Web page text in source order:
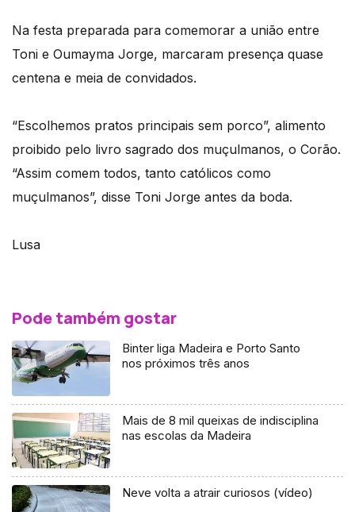
Na festa preparada para comemorar a união entre
Toni e Oumayma Jorge, marcaram presença quase
centena e meia de convidados.
“Escolhemos pratos principais sem porco”, alimento
proibido pelo livro sagrado dos muçulmanos, o Corão.
“Assim comem todos, tanto católicos como
muçulmanos”, disse Toni Jorge antes da boda.
Lusa
Pode também gostar
Binter liga Madeira e Porto Santo
nos próximos três anos
Mais de 8 mil queixas de indisciplina
nas escolas da Madeira
Neve volta a atrair curiosos (vídeo)